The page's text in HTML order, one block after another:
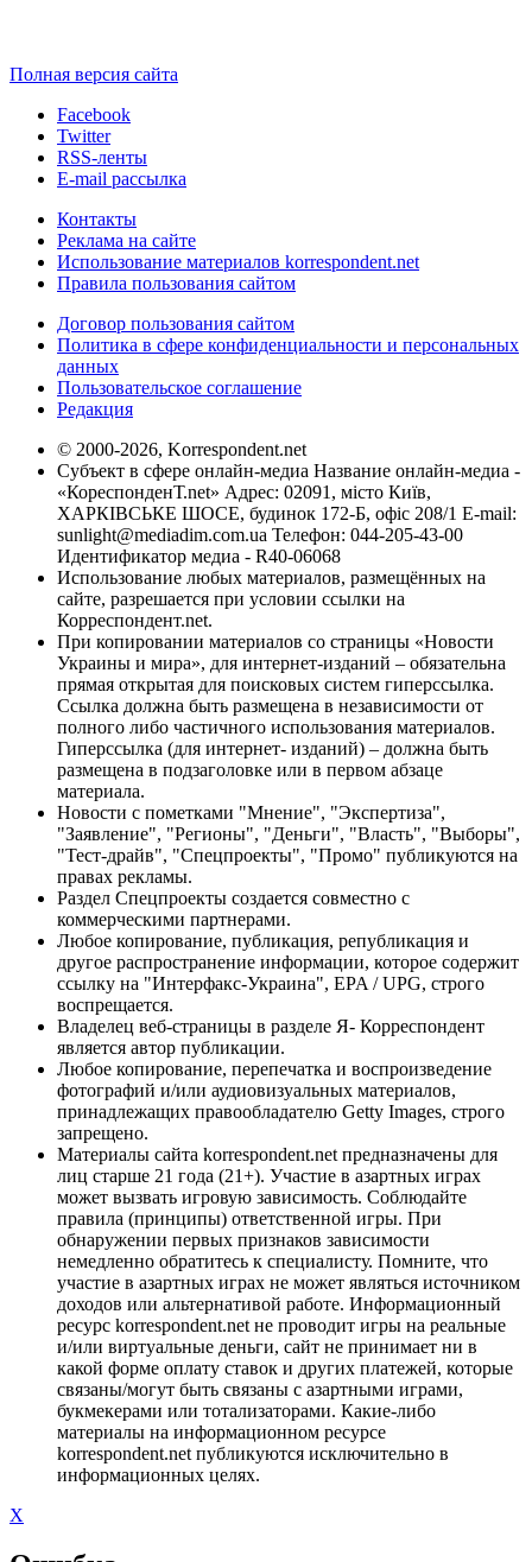
Полная версия сайта
Facebook
Twitter
RSS-ленты
E-mail рассылка
Контакты
Реклама на сайте
Использование материалов korrespondent.net
Правила пользования сайтом
Договор пользования сайтом
Политика в сфере конфиденциальности и персональных
данных
Пользовательское соглашение
Редакция
© 2000-2026, Korrespondent.net
Субъект в сфере онлайн-медиа Название онлайн-медиа -
«КореспонденТ.net» Адрес: 02091, місто Київ,
ХАРКІВСЬКЕ ШОСЕ, будинок 172-Б, офіс 208/1 E-mail:
sunlight@mediadim.com.ua Телефон: 044-205-43-00
Идентификатор медиа - R40-06068
Использование любых материалов, размещённых на
сайте, разрешается при условии ссылки на
Корреспондент.net.
При копировании материалов со страницы «Новости
Украины и мира», для интернет-изданий – обязательна
прямая открытая для поисковых систем гиперссылка.
Ссылка должна быть размещена в независимости от
полного либо частичного использования материалов.
Гиперссылка (для интернет- изданий) – должна быть
размещена в подзаголовке или в первом абзаце
материала.
Новости с пометками "Мнение", "Экспертиза",
"Заявление", "Регионы", "Деньги", "Власть", "Выборы",
"Тест-драйв", "Спецпроекты", "Промо" публикуются на
правах рекламы.
Раздел Спецпроекты создается совместно с
коммерческими партнерами.
Любое копирование, публикация, републикация и
другое распространение информации, которое содержит
ссылку на "Интерфакс-Украина", EPA / UPG, строго
воспрещается.
Владелец веб-страницы в разделе Я- Корреспондент
является автор публикации.
Любое копирование, перепечатка и воспроизведение
фотографий и/или аудиовизуальных материалов,
принадлежащих правообладателю Getty Images, строго
запрещено.
Материалы сайта korrespondent.net предназначены для
лиц старше 21 года (21+). Участие в азартных играх
может вызвать игровую зависимость. Соблюдайте
правила (принципы) ответственной игры. При
обнаружении первых признаков зависимости
немедленно обратитесь к специалисту. Помните, что
участие в азартных играх не может являться источником
доходов или альтернативой работе. Информационный
ресурс korrespondent.net не проводит игры на реальные
и/или виртуальные деньги, сайт не принимает ни в
какой форме оплату ставок и других платежей, которые
связаны/могут быть связаны с азартными играми,
букмекерами или тотализаторами. Какие-либо
материалы на информационном ресурсе
korrespondent.net публикуются исключительно в
информационных целях.
X